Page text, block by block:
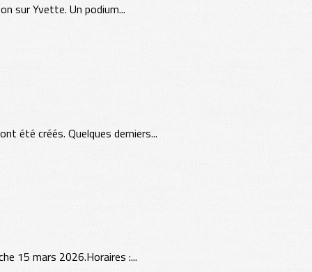
sur Yvette. Un podium...
été créés. Quelques derniers...
15 mars 2026.Horaires :...